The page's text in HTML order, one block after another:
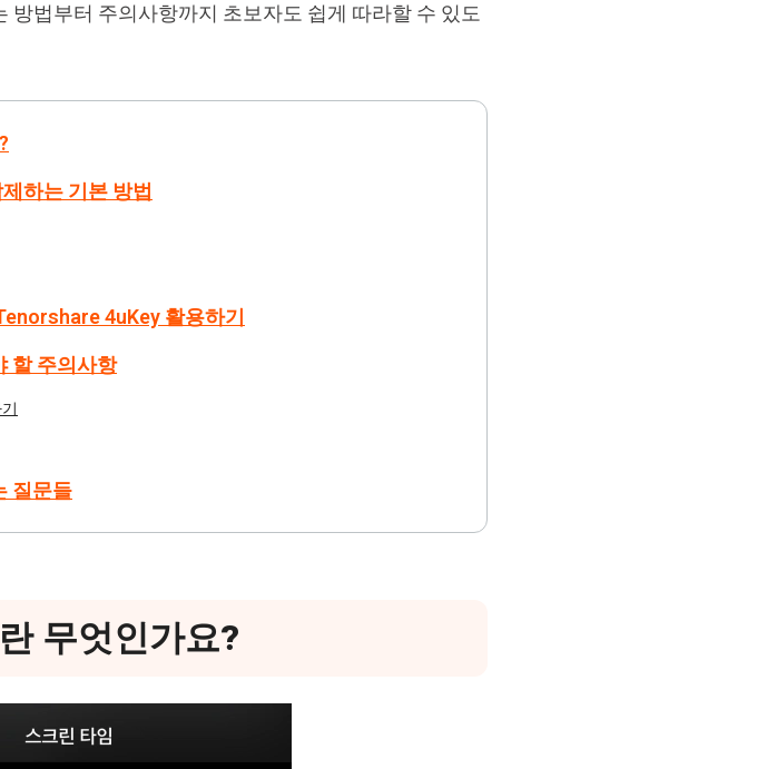
방법부터 주의사항까지 초보자도 쉽게 따라할 수 있도
하는 기본 방법
4uKey 활용하기
할 주의사항
질문들
무엇인가요?